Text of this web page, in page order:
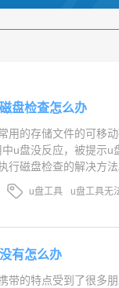
盘检查怎么办
用的存储文件的可移
u盘没反应，被提示
行磁盘检查的解决方法
u盘工具 u盘工具无
有怎么办
带的特点受到了很多